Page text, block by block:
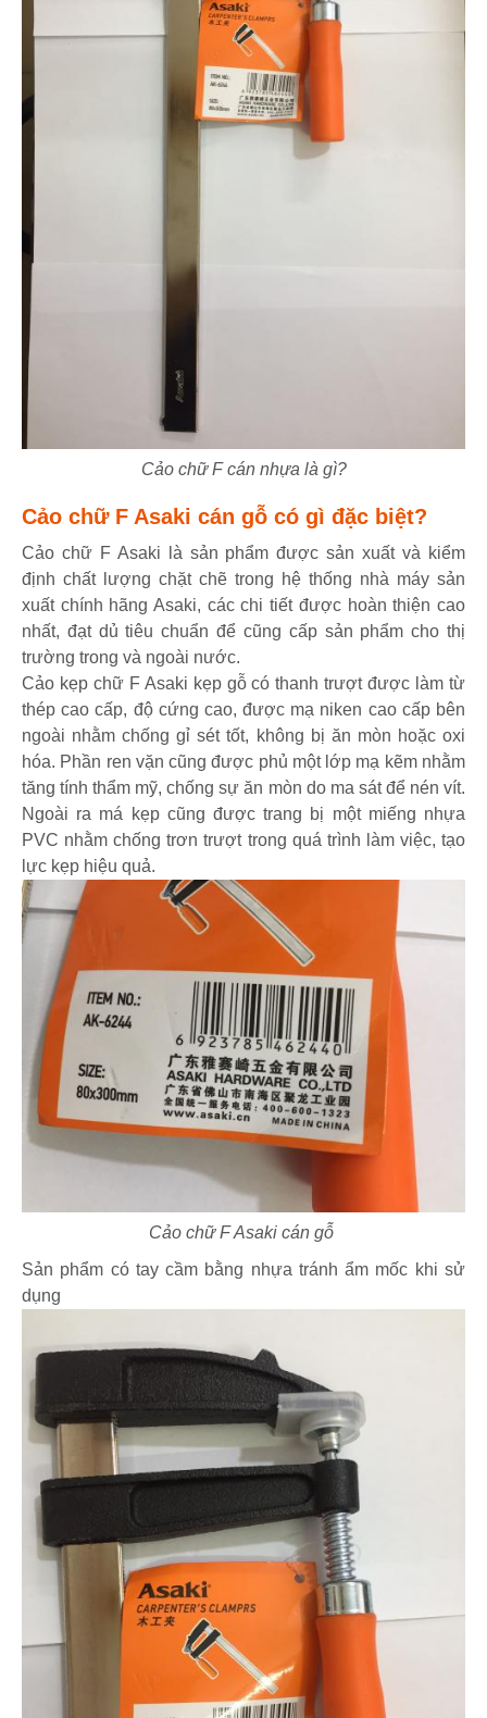
Cảo chữ F cán nhựa là gì?
Cảo chữ F Asaki cán gỗ có gì đặc biệt?
Cảo chữ F Asaki là sản phẩm được sản xuất và kiểm
định chất lượng chặt chẽ trong hệ thống nhà máy sản
xuất chính hãng Asaki, các chi tiết được hoàn thiện cao
nhất, đạt dủ tiêu chuẩn để cũng cấp sản phẩm cho thị
trường trong và ngoài nước.
Cảo kẹp chữ F Asaki kẹp gỗ có thanh trượt được làm từ
thép cao cấp, độ cứng cao, được mạ niken cao cấp bên
ngoài nhằm chống gỉ sét tốt, không bị ăn mòn hoặc oxi
hóa. Phần ren vặn cũng được phủ một lớp mạ kẽm nhằm
tăng tính thẩm mỹ, chống sự ăn mòn do ma sát để nén vít.
Ngoài ra má kẹp cũng được trang bị một miếng nhựa
PVC nhằm chống trơn trượt trong quá trình làm việc, tạo
lực kẹp hiệu quả.
Cảo chữ F Asaki cán gỗ
Sản phẩm có tay cầm bằng nhựa tránh ẩm mốc khi sử
dụng